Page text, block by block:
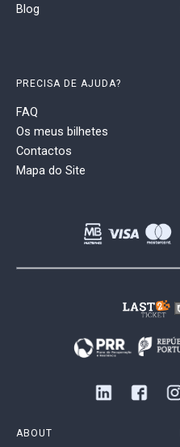
Blog
PRECISA DE AJUDA?
FAQ
Os meus bilhetes
Contactos
Mapa do Site
ABOUT